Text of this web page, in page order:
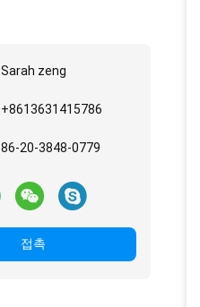
Sarah zeng
+8613631415786
86-20-3848-0779
접촉